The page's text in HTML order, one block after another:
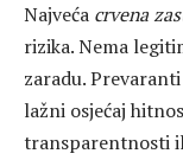
Najveća crvena
rizika. Nema
zaradu.
lažni osjećaj
transparentnosti